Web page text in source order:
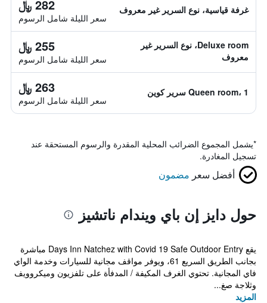
غرفة قياسية، نوع السرير غير معروف 282 ﷼
سعر الليلة شامل الرسوم
Deluxe room، نوع السرير غير
معروف
255 ﷼
سعر الليلة شامل الرسوم
Queen room، 1 سرير كوين 263 ﷼
سعر الليلة شامل الرسوم
*يشمل المجموع الضرائب المحلية المقدرة والرسوم المستحقة عند
تسجيل المغادرة.
أفضل سعر مضمون
حول دايز إن باي ويندام ناتشيز
يقع Days Inn Natchez with Covid 19 Safe Outdoor Entry مباشرة
بجانب الطريق السريع 61، ويوفر مواقف مجانية للسيارات وخدمة الواي
فاي المجانية. تحتوي الغرف المكيفة / المدفأة على تلفزيون وميكروويف
وثلاجة صغ...
المزيد